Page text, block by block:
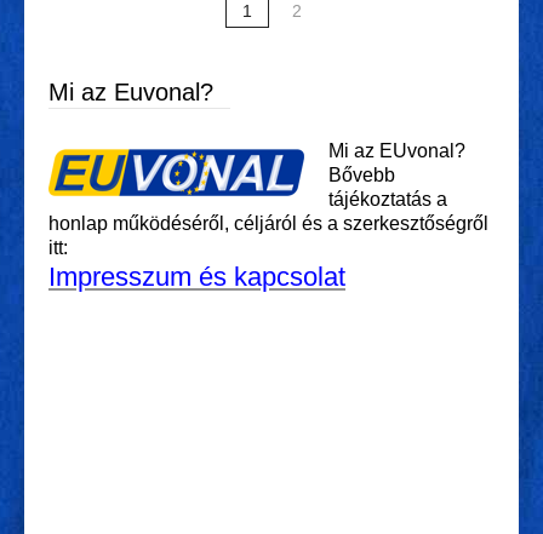
1 2
Mi az Euvonal?
Mi az EUvonal?
Bővebb
tájékoztatás a
honlap működéséről, céljáról és a szerkesztőségről
itt:
Impresszum és kapcsolat